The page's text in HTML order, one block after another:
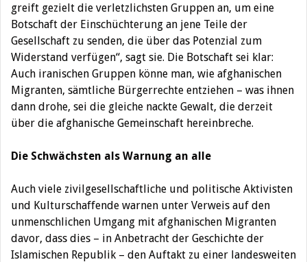
greift gezielt die verletzlichsten Gruppen an, um eine
Botschaft der Einschüchterung an jene Teile der
Gesellschaft zu senden, die über das Potenzial zum
Widerstand verfügen“, sagt sie. Die Botschaft sei klar:
Auch iranischen Gruppen könne man, wie afghanischen
Migranten, sämtliche Bürgerrechte entziehen – was ihnen
dann drohe, sei die gleiche nackte Gewalt, die derzeit
über die afghanische Gemeinschaft hereinbreche.
Die Schwächsten als Warnung an alle
Auch viele zivilgesellschaftliche und politische Aktivisten
und Kulturschaffende warnen unter Verweis auf den
unmenschlichen Umgang mit afghanischen Migranten
davor, dass dies – in Anbetracht der Geschichte der
Islamischen Republik – den Auftakt zu einer landesweiten